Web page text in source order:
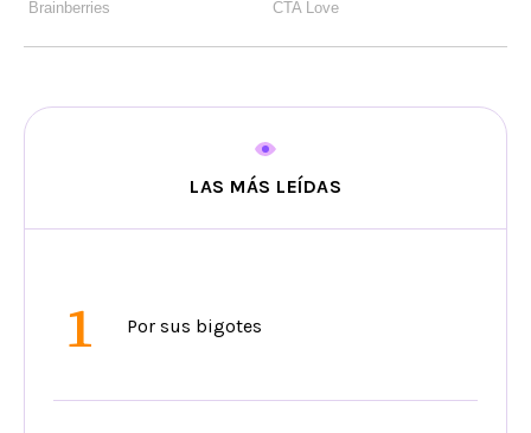
LAS MÁS LEÍDAS
1 Por sus bigotes